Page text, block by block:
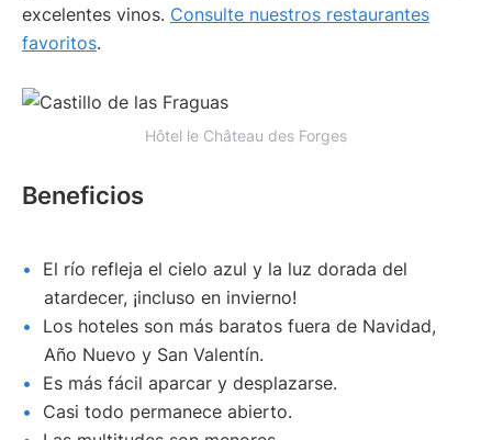
excelentes vinos. Consulte nuestros restaurantes
favoritos.
Hôtel le Château des Forges
Beneficios
El río refleja el cielo azul y la luz dorada del
atardecer, ¡incluso en invierno!
Los hoteles son más baratos fuera de Navidad,
Año Nuevo y San Valentín.
Es más fácil aparcar y desplazarse.
Casi todo permanece abierto.